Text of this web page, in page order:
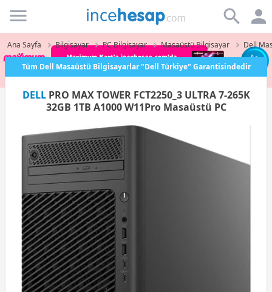
Incehesap
Ana Sayfa Bilgisayar PC Bilgisayar Masaüstü Bilgisayar Dell
Tüm Dell Masaüstü Bilgisayarlar "Dell Türkiye" Garantisindedir
DELLPRO MAX TOWER FCT2250_3 ULTRA 7-265K
32GB 1TB A1000 W11Pro Masaüstü PC